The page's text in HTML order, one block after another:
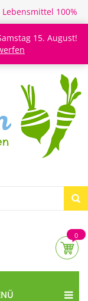
100%
Merkzettel
0
15. August!